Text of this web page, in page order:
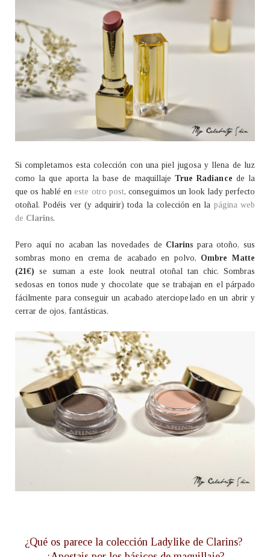
Si completamos esta colección con una piel jugosa y llena de luz
como la que aporta la base de maquillajeTrue Radiance de la
que os hablé en este otro post, conseguimos un look lady perfecto
otoñal. Podéis ver (y adquirir) toda la colección en la página web
de Clarins.
Pero aquí no acaban las novedades de Clarins para otoño, sus
sombras mono en crema de acabado en polvo, Ombre Matte
(21€) se suman a este look neutral otoñal tan chic. Sombras
sedosas en tonos nude y chocolate que se trabajan en el párpado
fácilmente para conseguir un acabado aterciopelado en un abrir y
cerrar de ojos, fantásticas.
¿Qué os parece la colección Ladylike de Clarins?